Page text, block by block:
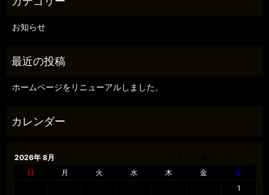
お知らせ
ホームページをリニューアルしました。
2026年 8月
日
月 火 水 木 金
土
1